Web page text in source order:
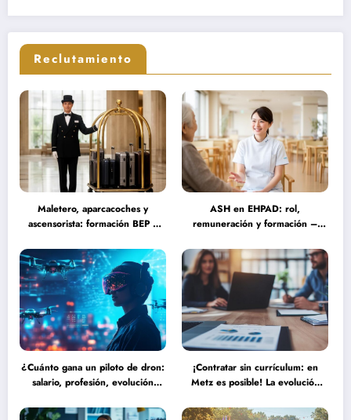
Reclutamiento
Maletero, aparcacoches y
ascensorista: formación BEP y
semana en establecimientos de
lujo
ASH en EHPAD: rol,
remuneración y formación –
misiones del personal de servicio
hospitalario
¿Cuánto gana un piloto de dron:
salario, profesión, evolución
tecnologías autónomas
¡Contratar sin currículum: en
Metz es posible! La evolución
más humanos y eficaces